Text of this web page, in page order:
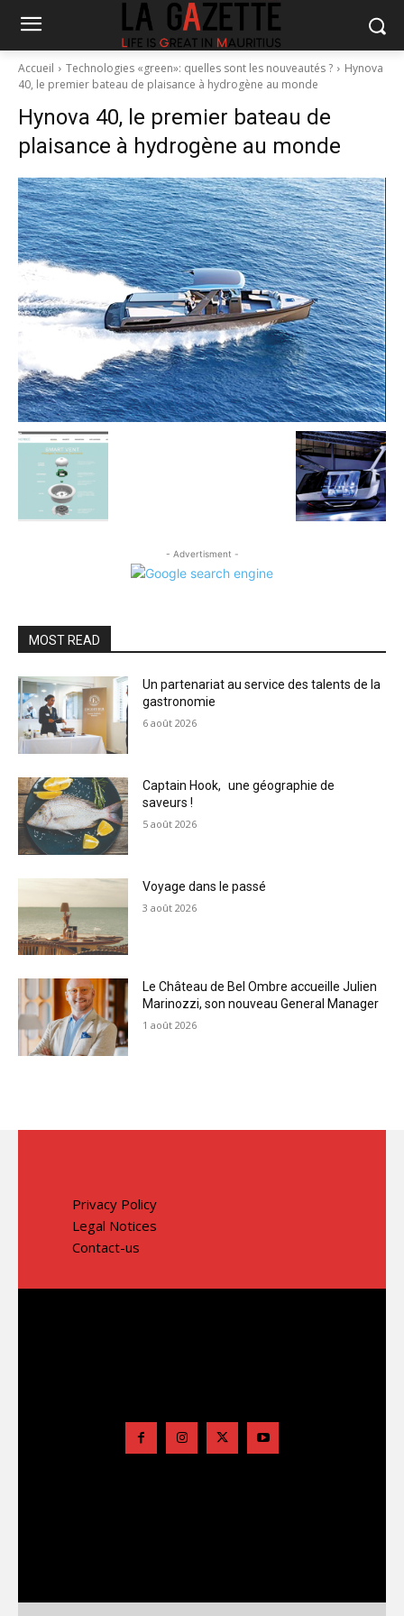
Accueil Technologies «green»: quelles sont les nouveautés ?
Hynova
40, le premier bateau de plaisance à hydrogène au monde
Hynova 40, le premier bateau de
plaisance à hydrogène au monde
- Advertisment -
MOST READ
Un partenariat au service des talents de la
gastronomie
6 août 2026
Captain Hook, une géographie de
saveurs !
5 août 2026
Voyage dans le passé
3 août 2026
Le Château de Bel Ombre accueille Julien
Marinozzi, son nouveau General Manager
1 août 2026
Privacy Policy
Legal Notices
Contact-us